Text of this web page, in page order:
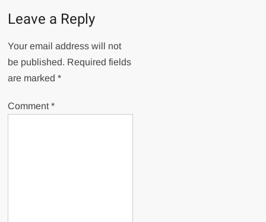
Leave a Reply
Your email address will not
be published. Required fields
are marked*
Comment*